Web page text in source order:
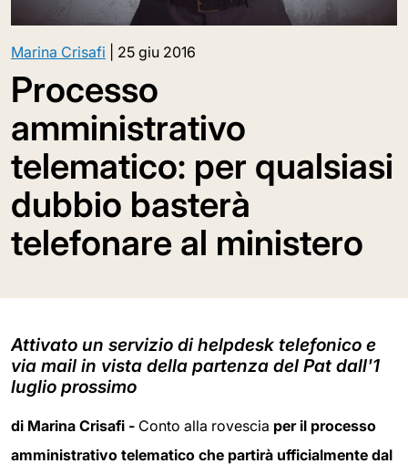
Marina Crisafi 25 giu 2016
Processo
amministrativo
telematico: per qualsiasi
dubbio basterà
telefonare al ministero
Attivato un servizio di helpdesk telefonico e
via mail in vista della partenza del Pat dall'1
luglio prossimo
di Marina Crisafi - Conto alla rovescia per il processo
amministrativo telematico che partirà ufficialmente dal